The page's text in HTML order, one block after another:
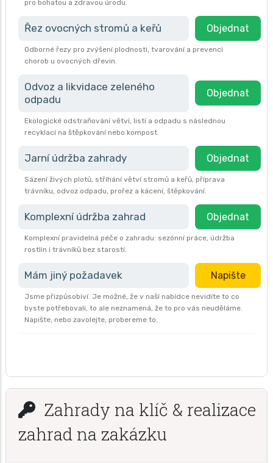
pro bohatou a zdravou úrodu.
Řez ovocných stromů a keřů Objednat
Odborné řezy pro zvýšení plodnosti, tvarování a prevenci
chorob u ovocných dřevin.
Odvoz a likvidace zeleného
odpadu
Objednat
Ekologické odstraňování větví, listí a odpadu s následnou
recyklací na štěpkování nebo kompost.
Jarní údržba zahrady Objednat
Sázení živých plotů, stříhání větví stromů a keřů, příprava
trávníku, odvoz odpadu, prořez a kácení, štěpkování.
Komplexní údržba zahrad Objednat
Komplexní pravidelná péče o zahradu: sezónní práce, údržba
rostlin i trávníků bez starostí.
Mám jiný požadavek Napište
Jsme přizpůsobiví. Je možné, že v naší nabídce nevidíte to co
byste potřebovali, to ale neznamená, že to pro vás neuděláme.
Napište, nebo zavolejte, probereme to.
Zahrady na klíč & realizace
zahrad na zakázku